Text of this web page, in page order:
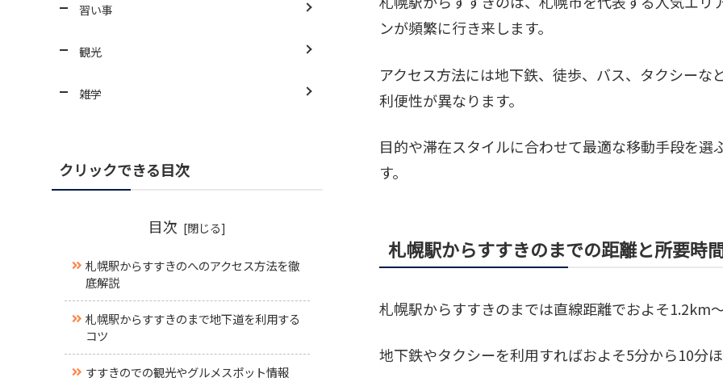
ンが頻繁に行き来します。
アクセス方法には地下鉄、徒歩、バス、タクシー
利便性が異なります。
目的や滞在スタイルに合わせて最適な移動手段を
す。
札幌駅からすすきのまでの距離と所要時
札幌駅からすすきのまでは直線距離でおよそ1.2km
地下鉄やタクシーを利用すればおよそ5分から10分
習い事
観光
雑学
クリックできる目次
目次
札幌駅からすすきのへのアクセス方法を徹
底解説
札幌駅からすすきのまで地下道を利用する
コツ
すすきのでの観光やグルメスポット情報